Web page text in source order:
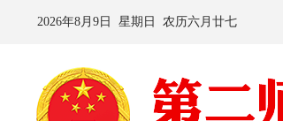
2026年8月 9 日 星期 日 农历六月廿七